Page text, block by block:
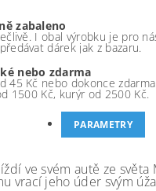
zabaleno
I obal výrobku je pro
dárek jak z bazaru.
nebo zdarma
45 Kč nebo dokonce
1500 Kč, kurýr od 2500 Kč.
PARAMETRY
ve svém autě ze
vrací jeho úder svým